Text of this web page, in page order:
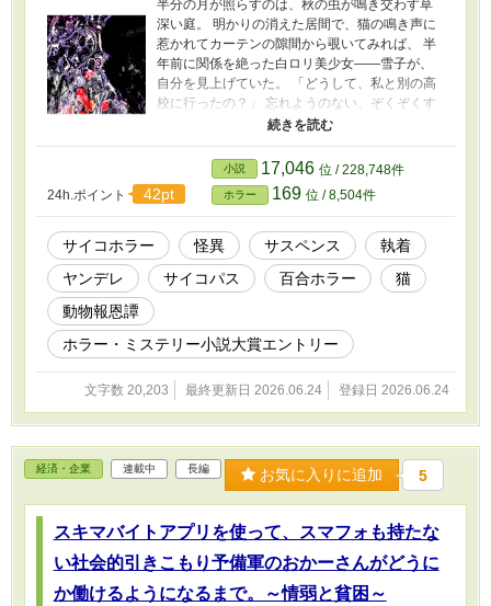
半分の月が照らすのは、秋の虫が鳴き交わす草
深い庭。 明かりの消えた居間で、猫の鳴き声に
惹かれてカーテンの隙間から覗いてみれば、 半
年前に関係を絶った白ロリ美少女――雪子が、
自分を見上げていた。 「どうして、私と別の高
校に行ったの？」 忘れようのない、ぞくぞくす
るような甘くかすれた声。 雪子の真綿のような
呪縛に耐えかねて這々の体で逃げ出したなど
と、 どの面下げていえるだろうか。 行き掛かり
上、庭に迷い込んだ子猫を一緒に探すことにな
ったのだが―― 今しも捕らえられようとしてい
るのは、 猫か、自分――司（つかさ）か。 ※一
度、女性向けで投稿しましたが大爆死。どうや
ら男性向けの作品（百合ホラー）のようなので
ジャンルを選択し直し再投稿する運びになりま
旧題【絶縁したはずの白ロリ美少女の元同級生
に襲われたんだけど、いま草深い庭で迷い猫を
探している最中なんですが⁉】（非公開） 表紙絵
は荒川図像さんよりお借りしました。(-人-)
ョン）の略です。 ※この話はフィクションで
す。参考にした類似、または特定の事件等はあ
宜しくご検討ください。 ※毎年ホラー・ミステ
リー小説大賞にエントリーしています。 ----------
---- 原題『何かが、庭で。』40枚（16000字）
2009/10 PNイマダ名義 ※某小説投稿サイトの
24h.ポイント 42pt
小説 17,046 位 / 228,748件
ホラー 169 位 / 8,504件
サイコホラー 怪異 サスペンス
執着
ヤンデレ
サイコパス 百合ホラー
猫
動物報恩譚
ホラー・ミステリー小説大賞エントリー
文字数 20,203 最終更新日 2026.06.24 登録日 2026.06.24
経済・企業 連載中 長編 お気に入りに追加 5
スキマバイトアプリを使って、スマフォも持たな
い社会的引きこもり予備軍のおかーさんがどうに
か働けるようになるまで。～情弱と貧困～